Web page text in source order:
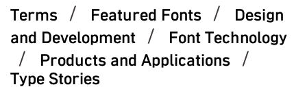
Terms / Featured Fonts /
Design
and Development
/ Font Technology
/ Products and Applications /
Type Stories